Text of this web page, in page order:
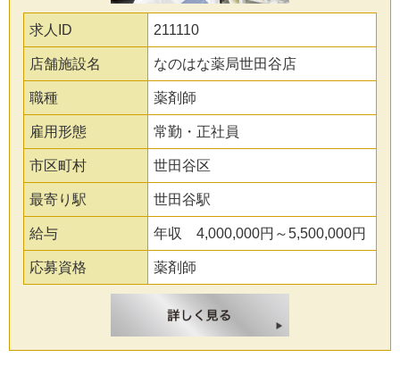
求人ID 211110
店舗施設名 なのはな薬局世田谷店
職種 薬剤師
雇用形態 常勤・正社員
市区町村 世田谷区
最寄り駅 世田谷駅
給与 年収 4,000,000円～5,500,000円
応募資格 薬剤師